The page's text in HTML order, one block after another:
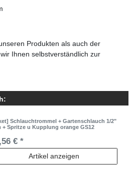
Produkten als auch der
Ihnen selbstverständlich zur
Schlauchtrommel + Gartenschlauch 1/2"
+ Spritze u Kupplung orange GS12
€ *
Artikel anzeigen